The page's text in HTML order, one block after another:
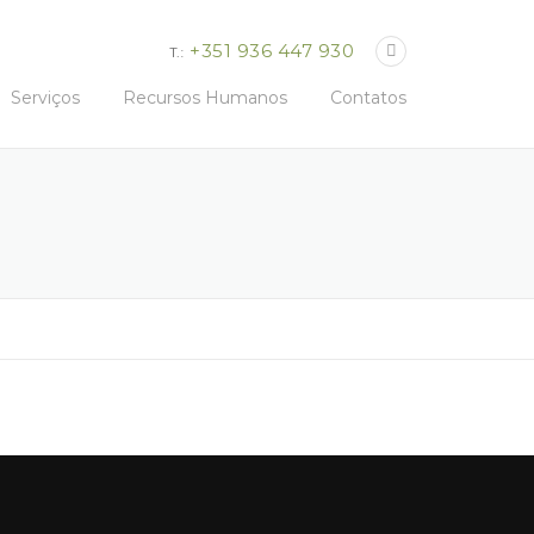
T.: +351 936 447 930
Serviços Recursos Humanos Contatos